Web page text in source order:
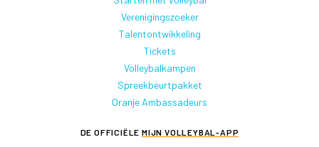
Verenigingszoeker
Talentontwikkeling
Tickets
Volleybalkampen
Spreekbeurtpakket
Oranje Ambassadeurs
DE OFFICIËLE MIJN VOLLEYBAL-APP